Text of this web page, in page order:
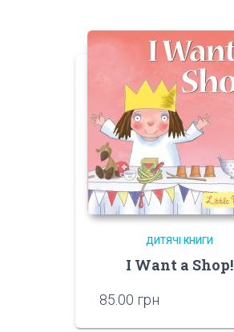
ДИТЯЧІ КНИГИ
I Want a Shop!
85.00 грн